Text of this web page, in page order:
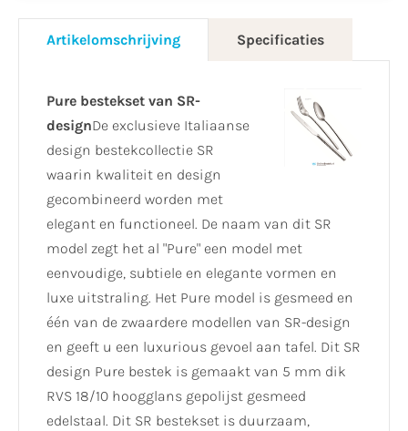
Artikelomschrijving Specificaties
Pure bestekset van SR-
designDe exclusieve Italiaanse
design bestekcollectie SR
waarin kwaliteit en design
gecombineerd worden met
elegant en functioneel. De naam van dit SR
model zegt het al "Pure" een model met
eenvoudige, subtiele en elegante vormen en
luxe uitstraling. Het Pure model is gesmeed en
één van de zwaardere modellen van SR-design
en geeft u een luxurious gevoel aan tafel. Dit SR
design Pure bestek is gemaakt van 5 mm dik
RVS 18/10 hoogglans gepolijst gesmeed
edelstaal. Dit SR bestekset is duurzaam,